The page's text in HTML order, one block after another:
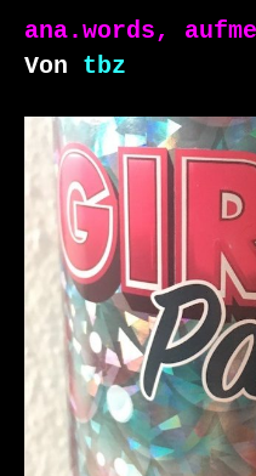
ana.words,
Von tbz